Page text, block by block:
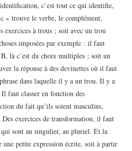
c’est tout ce qui identifie,
« trouve le verbe, le complément,
exercices à trous ; soit avec un trou
imposées par exemple : il faut
là c’est du choix multiples ; soit un
la réponse à des devinettes où il faut
dans laquelle il y a un trou. Il y a
Il faut classer en fonction des
du fait qu’ils soient masculins,
exercices de transformation, il faut
sont au singulier, au pluriel. Et la
petite expression écrite, soit à partir